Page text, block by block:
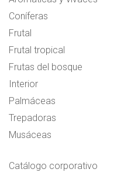
Coníferas
Frutal
Frutal tropical
Frutas del bosque
Interior
Palmáceas
Trepadoras
Musáceas
Catálogo corporativo